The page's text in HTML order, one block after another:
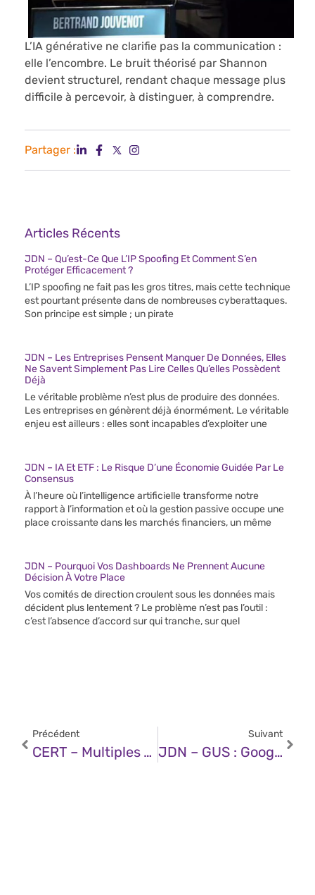
L’IA générative ne clarifie pas la communication :
elle l’encombre. Le bruit théorisé par Shannon
devient structurel, rendant chaque message plus
difficile à percevoir, à distinguer, à comprendre.
Partager :
Articles Récents
JDN – Qu’est-Ce Que L’IP Spoofing Et Comment S’en
Protéger Efficacement ?
L’IP spoofing ne fait pas les gros titres, mais cette technique
est pourtant présente dans de nombreuses cyberattaques.
Son principe est simple ; un pirate
JDN – Les Entreprises Pensent Manquer De Données, Elles
Ne Savent Simplement Pas Lire Celles Qu’elles Possèdent
Déjà
Le véritable problème n’est plus de produire des données.
Les entreprises en génèrent déjà énormément. Le véritable
enjeu est ailleurs : elles sont incapables d’exploiter une
JDN – IA Et ETF : Le Risque D’une Économie Guidée Par Le
Consensus
À l’heure où l’intelligence artificielle transforme notre
rapport à l’information et où la gestion passive occupe une
place croissante dans les marchés financiers, un même
JDN – Pourquoi Vos Dashboards Ne Prennent Aucune
Décision À Votre Place
Vos comités de direction croulent sous les données mais
décident plus lentement ? Le problème n’est pas l’outil :
c’est l’absence d’accord sur qui tranche, sur quel
Précédent
CERT – Multiples Vulnérabilités Dans Les Produits Bitdefender (10 Avril 2025)
Suivant
JDN – GUS : Google Veut Déléguer Le Travail De Ses Analystes À Ses Agents IA